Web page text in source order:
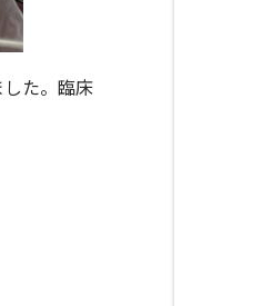
た。臨床